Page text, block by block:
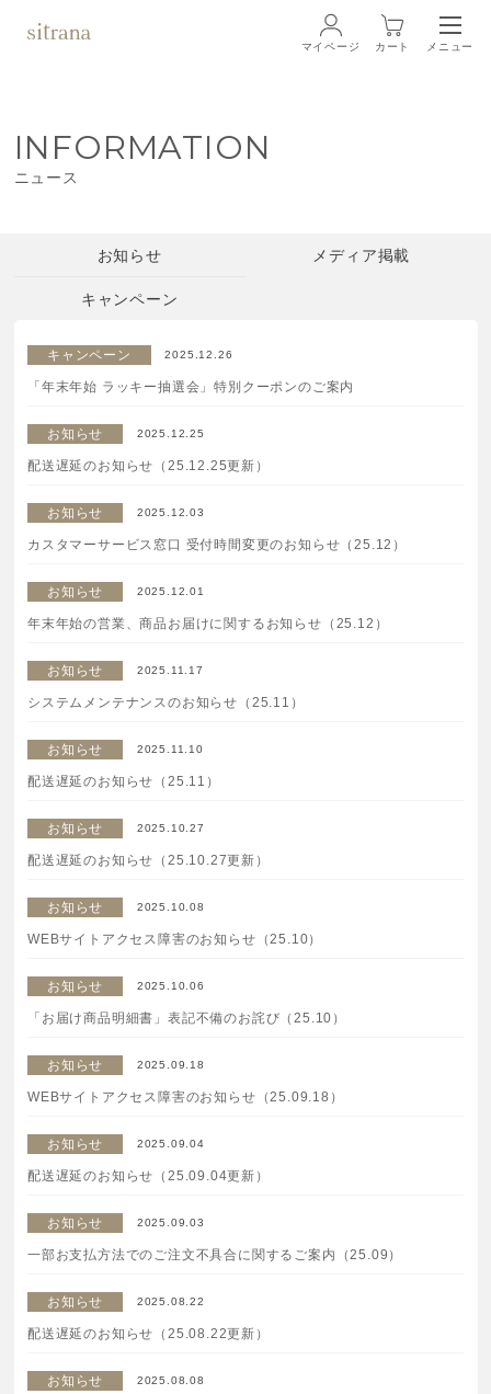
ブランド BRAND
ローション
マスク・スペシャルケア
ボディケア
美容液
サービス SERVICE
定期便サービスのご案内
会員ステージ・ポイントプログラム
ギフトラッピングサービス
はじめての方へ
ベストコスメ受賞履歴
bメディア
マイページ カート メニュー
INFORMATION
ニュース
お知らせ メディア掲載
キャンペーン
キャンペーン 2025.12.26
「年末年始 ラッキー抽選会」特別クーポンのご案内
お知らせ 2025.12.25
配送遅延のお知らせ（25.12.25更新）
お知らせ 2025.12.03
カスタマーサービス窓口 受付時間変更のお知らせ（25.12）
お知らせ 2025.12.01
年末年始の営業、商品お届けに関するお知らせ（25.12）
お知らせ 2025.11.17
システムメンテナンスのお知らせ（25.11）
お知らせ 2025.11.10
配送遅延のお知らせ（25.11）
お知らせ 2025.10.27
配送遅延のお知らせ（25.10.27更新）
お知らせ 2025.10.08
WEBサイトアクセス障害のお知らせ（25.10）
お知らせ 2025.10.06
「お届け商品明細書」表記不備のお詫び（25.10）
お知らせ 2025.09.18
WEBサイトアクセス障害のお知らせ（25.09.18）
お知らせ 2025.09.04
配送遅延のお知らせ（25.09.04更新）
お知らせ 2025.09.03
一部お支払方法でのご注文不具合に関するご案内（25.09）
お知らせ 2025.08.22
配送遅延のお知らせ（25.08.22更新）
お知らせ 2025.08.08